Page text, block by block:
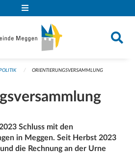
ORIENTIERUNGSVERSAMMLUNG
Schluss mit den
in Meggen. Seit Herbst 2023
die Rechnung an der Urne